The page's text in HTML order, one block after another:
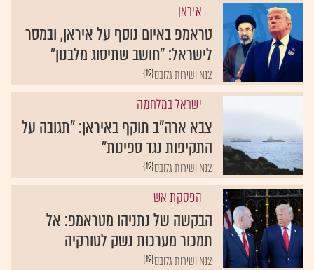
איראן
טראמפ באיום נוסף על איראן, ובמסר
לישראל: "חושב שתיסוג מלבנון"
{19} N12 ושירות גלובס
ישראל במלחמה
צבא ארה"ב תוקף באיראן: "תגובה על
התקיפות נגד ספינות"
{19} N12 ושירות גלובס
הפסקת אש
הבקשה של נתניהו מטראמפ: אל
תמכור מערכות נשק לטורקיה
{19} N12 ושירות גלובס